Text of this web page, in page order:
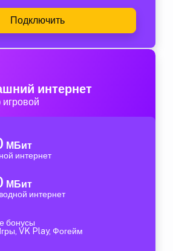
Подключить
интернет
МБит
интернет
МБит
интернет
бонусы
VK Play, Фогейм